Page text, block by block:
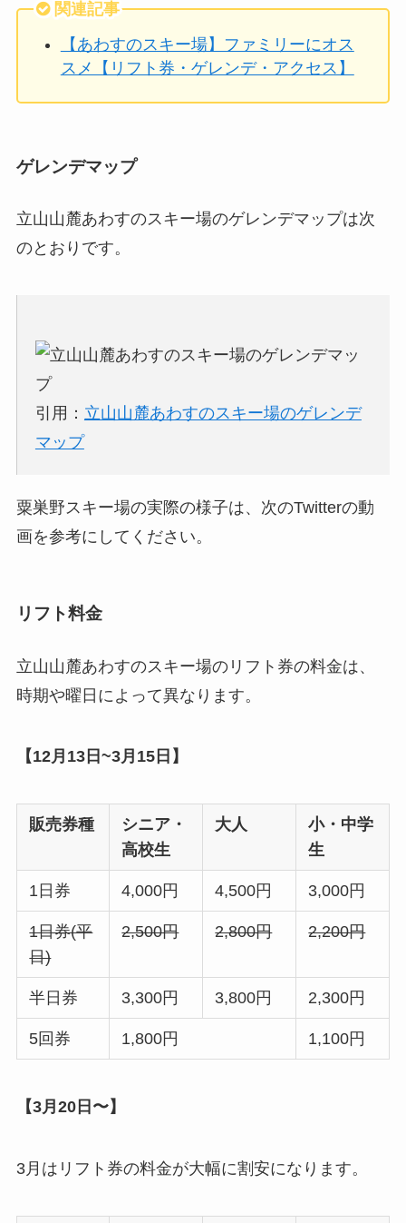
関連記事
【あわすのスキー場】ファミリーにオス
スメ【リフト券・ゲレンデ・アクセス】
ゲレンデマップ
立山山麓あわすのスキー場のゲレンデマップは次
のとおりです。
引用： 立山山麓あわすのスキー場のゲレンデ
マップ
粟巣野スキー場の実際の様子は、次のTwitterの動
画を参考にしてください。
リフト料金
立山山麓あわすのスキー場のリフト券の料金は、
時期や曜日によって異なります。
【12月13日~3月15日】
販売券種
シニア・
高校生
大人
小・中学
生
1日券 4,000円 4,500円 3,000円
1日券(平
日)
2,500円 2,800円 2,200円
半日券 3,300円 3,800円 2,300円
5回券 1,800円 1,100円
【3月20日〜】
3月はリフト券の料金が大幅に割安になります。